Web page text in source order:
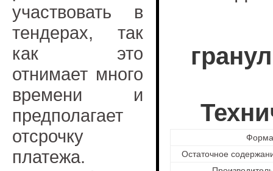
участвовать в
тендерах, так
как это
отнимает много
времени и
предполагает
отсрочку
платежа.
Остаточное